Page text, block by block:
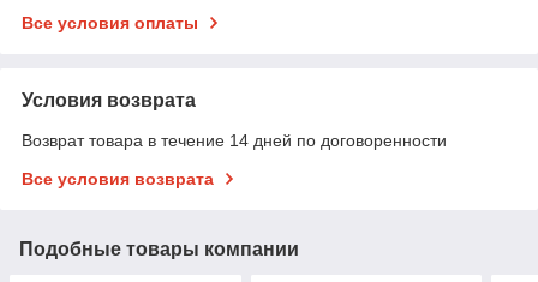
Все условия оплаты
Условия возврата
Возврат товара в течение 14 дней по договоренности
Все условия возврата
Подобные товары компании